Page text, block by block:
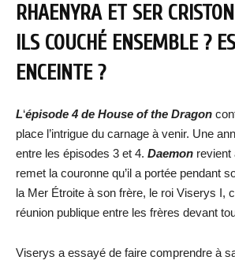
RHAENYRA ET SER
ILS COUCHÉ ENSEMBLE ?
ENCEINTE ?
L‘épisode 4 de House of the Dragon
place l’intrigue du carnage à venir. Une
entre les épisodes 3 et 4. Daemon revient
remet la couronne qu’il a portée pendant
la Mer Étroite à son frère, le roi Viserys I,
réunion publique entre les frères devant
Viserys a essayé de faire comprendre à